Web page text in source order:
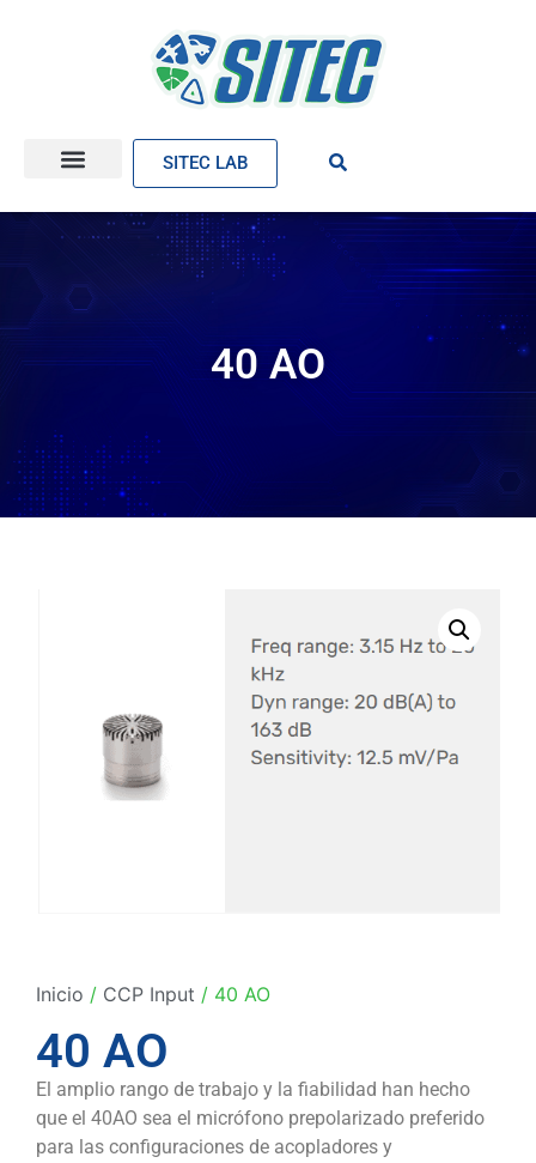
SITEC LAB
40 AO
Inicio / CCP Input / 40 AO
40 AO
El amplio rango de trabajo y la fiabilidad han hecho
que el 40AO sea el micrófono prepolarizado preferido
para las configuraciones de acopladores y